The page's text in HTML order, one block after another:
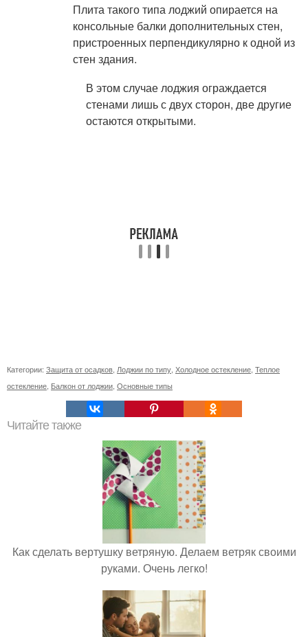
Плита такого типа лоджий опирается на
консольные балки дополнительных стен,
пристроенных перпендикулярно к одной из
стен здания.
В этом случае лоджия ограждается
стенами лишь с двух сторон, две другие
остаются открытыми.
Категории: Защита от осадков Лоджии по типу Холодное остекление Теплое
остекление Балкон от лоджии Основные типы
Читайте также
Как сделать вертушку ветряную. Делаем ветряк своими
руками. Очень легко!